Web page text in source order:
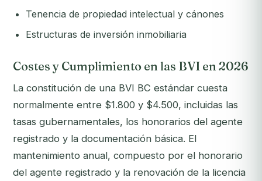
Tenencia de propiedad intelectual y cánones
Estructuras de inversión inmobiliaria
Costes y Cumplimiento en las BVI en 2026
La constitución de una BVI BC estándar cuesta
normalmente entre $1.800 y $4.500, incluidas las
tasas gubernamentales, los honorarios del agente
registrado y la documentación básica. El
mantenimiento anual, compuesto por el honorario
del agente registrado y la renovación de la licencia